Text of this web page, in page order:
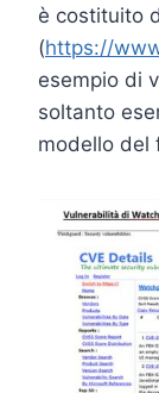
è costituito
(https://
esempio di
soltanto
modello del